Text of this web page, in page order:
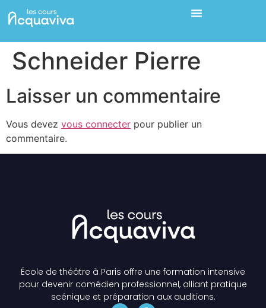
Schneider Pierre
Laisser un commentaire
Vous devez vous connecter pour publier un
commentaire.
École de théâtre à Paris offre une formation intensive
pour devenir comédien professionnel, alliant pratique
scénique et préparation aux auditions.